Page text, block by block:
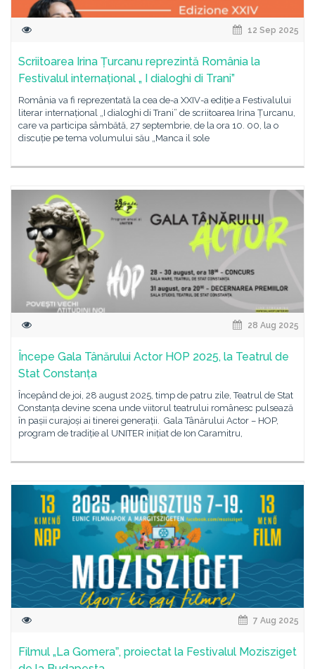
12 Sep 2025
Scriitoarea Irina Țurcanu reprezintă România la
Festivalul internațional „ I dialoghi di Trani”
România va fi reprezentată la cea de-a XXIV-a ediție a Festivalului
literar internațional „I dialoghi di Trani” de scriitoarea Irina Țurcanu,
care va participa sâmbătă, 27 septembrie, de la ora 10. 00, la o
discuție pe tema volumului său „Manca il sole
28 Aug 2025
Începe Gala Tânărului Actor HOP 2025, la Teatrul de
Stat Constanța
Începând de joi, 28 august 2025, timp de patru zile, Teatrul de Stat
Constanța devine scena unde viitorul teatrului românesc pulsează
în pașii curajoși ai tinerei generații. Gala Tânărului Actor – HOP,
program de tradiție al UNITER inițiat de Ion Caramitru,
7 Aug 2025
Filmul „La Gomeraˮ, proiectat la Festivalul Mozisziget